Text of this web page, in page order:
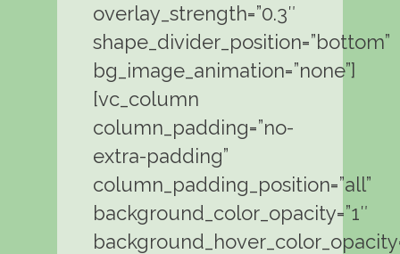
overlay_strength=”0.3″
shape_divider_position=”bottom”
bg_image_animation=”none”]
[vc_column
column_padding=”no-
extra-padding”
column_padding_position=”all”
background_color_opacity=”1″